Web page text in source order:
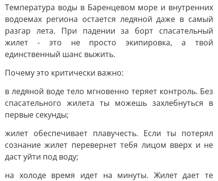
Температура воды в Баренцевом море и внутренних
водоемах региона остается ледяной даже в самый
разгар лета. При падении за борт спасательный
жилет - это не просто экипировка, а твой
единственный шанс выжить.
Почему это критически важно:
в ледяной воде тело мгновенно теряет контроль. Без
спасательного жилета ты можешь захлебнуться в
первые секунды;
жилет обеспечивает плавучесть. Если ты потерял
сознание жилет перевернет тебя лицом вверх и не
даст уйти под воду;
на холоде время идет на минуты. Жилет дает те